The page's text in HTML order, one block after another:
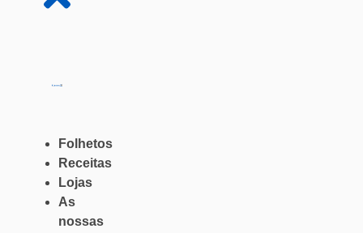
Folhetos
Receitas
Lojas
As
nossas